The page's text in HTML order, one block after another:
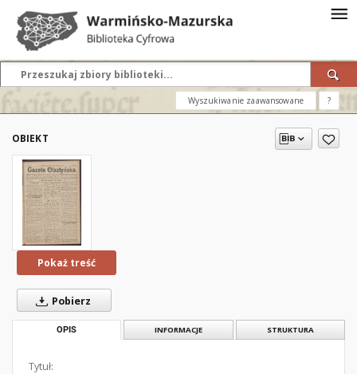
Wyszukiwanie zaawansowane ?
OBIEKT
Pokaż treść
Pobierz
OPIS INFORMACJE STRUKTURA
Tytuł: